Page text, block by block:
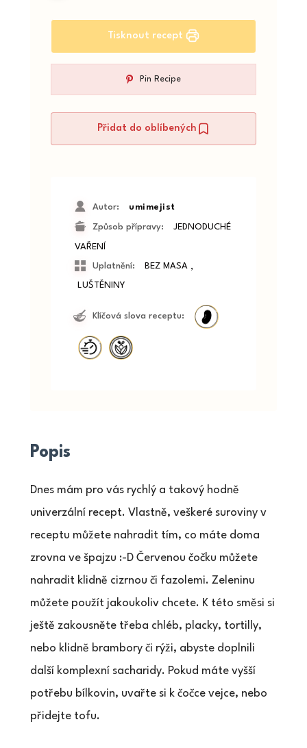
Tisknout recept
Pin Recipe
Přidat do oblíbených
Autor: umimejist
Způsob přípravy: JEDNODUCHÉ
VAŘENÍ
Uplatnění: BEZ MASA ,
LUŠTĚNINY
Klíčová slova receptu:
Popis
Dnes mám pro vás rychlý a takový hodně
univerzální recept. Vlastně, veškeré suroviny v
receptu můžete nahradit tím, co máte doma
zrovna ve špajzu :-D Červenou čočku můžete
nahradit klidně cizrnou či fazolemi. Zeleninu
můžete použít jakoukoliv chcete. K této směsi si
ještě zakousněte třeba chléb, placky, tortilly,
nebo klidně brambory či rýži, abyste doplnili
další komplexní sacharidy. Pokud máte vyšší
potřebu bílkovin, uvařte si k čočce vejce, nebo
přidejte tofu.